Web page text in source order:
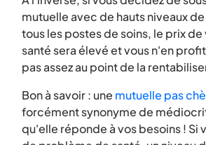
mutuelle avec de hauts niveaux
tous les postes de soins, le prix
santé sera élevé et vous n'en
pas assez au point de la
Bon à savoir : une mutuelle pas
forcément synonyme de
qu'elle réponde à vos besoins ! Si